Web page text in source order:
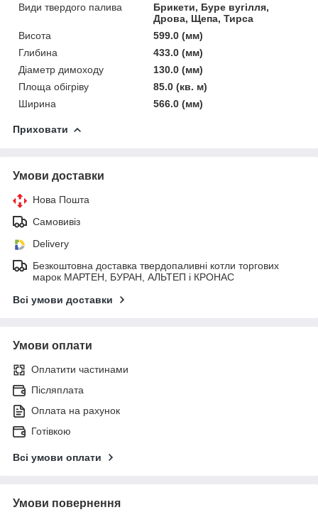
Види твердого палива
Брикети, Буре вугілля,
Дрова, Щепа, Тирса
Висота
599.0 (мм)
Глибина
433.0 (мм)
Діаметр димоходу
130.0 (мм)
Площа обігріву
85.0 (кв. м)
Ширина
566.0 (мм)
Приховати
Умови доставки
Нова Пошта
Самовивіз
Delivery
Безкоштовна доставка твердопаливні котли торгових
марок МАРТЕН, БУРАН, АЛЬТЕП і КРОНАС
Всі умови доставки
Умови оплати
Оплатити частинами
Післяплата
Оплата на рахунок
Готівкою
Всі умови оплати
Умови повернення